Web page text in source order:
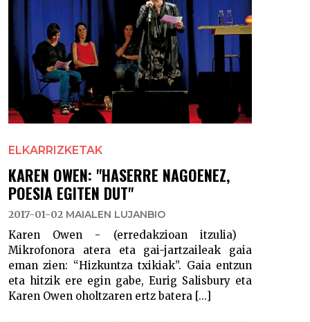
ELKARRIZKETAK
KAREN OWEN: "HASERRE NAGOENEZ,
POESIA EGITEN DUT"
2017-01-02 MAIALEN LUJANBIO
Karen Owen - (erredakzioan itzulia)
Mikrofonora atera eta gai-jartzaileak gaia
eman zien: “Hizkuntza txikiak”. Gaia entzun
eta hitzik ere egin gabe, Eurig Salisbury eta
Karen Owen oholtzaren ertz batera [...]